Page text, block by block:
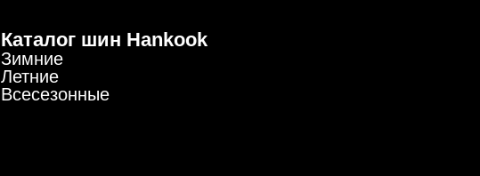
Каталог шин Hankook
Зимние
Летние
Всесезонные